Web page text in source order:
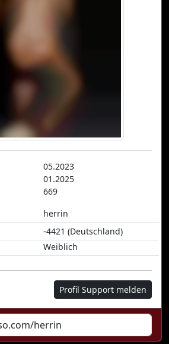
05.2023
01.2025
669
herrin
-4421 (Deutschland)
Weiblich
Profil Support melden